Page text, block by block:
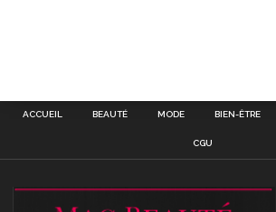
ACCUEIL BEAUTÉ MODE BIEN-ÊTRE
CGU